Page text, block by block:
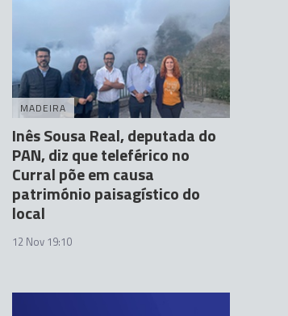
MADEIRA
Inês Sousa Real, deputada do
PAN, diz que teleférico no
Curral põe em causa
património paisagístico do
local
12 Nov 19:10